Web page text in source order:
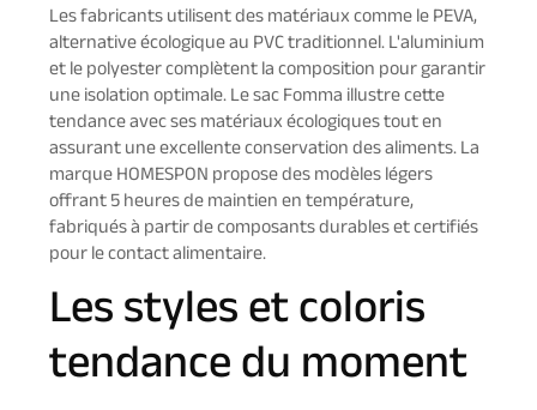
Les fabricants utilisent des matériaux comme le PEVA,
alternative écologique au PVC traditionnel. L'aluminium
et le polyester complètent la composition pour garantir
une isolation optimale. Le sac Fomma illustre cette
tendance avec ses matériaux écologiques tout en
assurant une excellente conservation des aliments. La
marque HOMESPON propose des modèles légers
offrant 5 heures de maintien en température,
fabriqués à partir de composants durables et certifiés
pour le contact alimentaire.
Les styles et coloris
tendance du moment